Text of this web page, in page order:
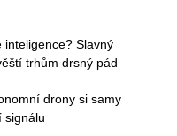
inteligence? Slavný
trhům drsný pád
drony si samy
signálu